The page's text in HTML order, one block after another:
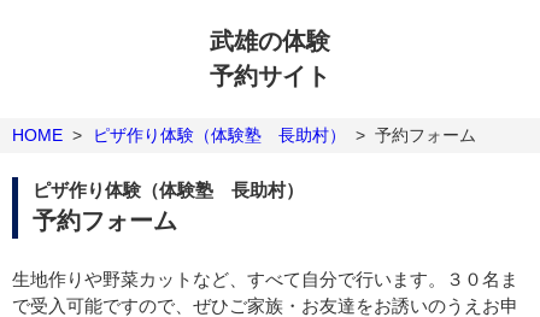
武雄の体験
予約サイト
HOME > ピザ作り体験（体験塾 長助村） > 予約フォーム
ピザ作り体験（体験塾 長助村）
予約フォーム
生地作りや野菜カットなど、すべて自分で行います。３０名ま
で受入可能ですので、ぜひご家族・お友達をお誘いのうえお申